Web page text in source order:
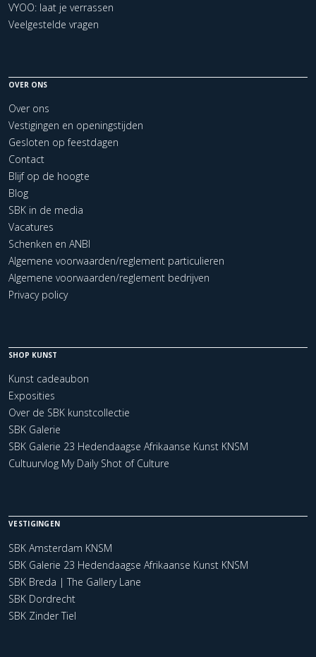
VYOO: laat je verrassen
Veelgestelde vragen
OVER ONS
Over ons
Vestigingen en openingstijden
Gesloten op feestdagen
Contact
Blijf op de hoogte
Blog
SBK in de media
Vacatures
Schenken en ANBI
Algemene voorwaarden/reglement particulieren
Algemene voorwaarden/reglement bedrijven
Privacy policy
SHOP KUNST
Kunst cadeaubon
Exposities
Over de SBK kunstcollectie
SBK Galerie
SBK Galerie 23 Hedendaagse Afrikaanse Kunst KNSM
Cultuurvlog My Daily Shot of Culture
VESTIGINGEN
SBK Amsterdam KNSM
SBK Galerie 23 Hedendaagse Afrikaanse Kunst KNSM
SBK Breda | The Gallery Lane
SBK Dordrecht
SBK Zinder Tiel